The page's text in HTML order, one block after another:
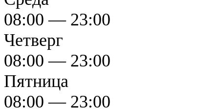
08:00 — 23:00
Четверг
08:00 — 23:00
Пятница
08:00 — 23:00